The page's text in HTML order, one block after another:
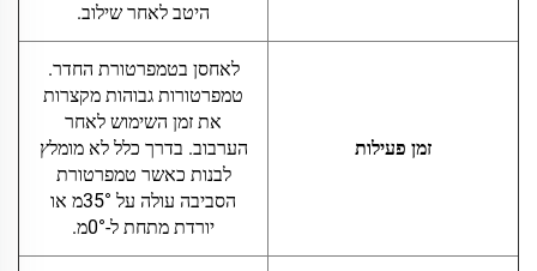
היטב לאחר שילוב.
זמן פעילות
לאחסן בטמפרטורת החדר.
טמפרטורות גבוהות מקצרות
את זמן השימוש לאחר
הערבוב. בדרך כלל לא מומלץ
לבנות כאשר טמפרטורת
הסביבה עולה על 35°מ או
יורדת מתחת ל-0°מ.